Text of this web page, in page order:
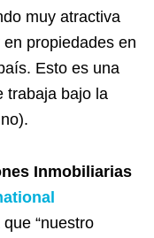
muy atractiva
propiedades en
Esto es una
trabaja bajo la
Inmobiliarias
“nuestro